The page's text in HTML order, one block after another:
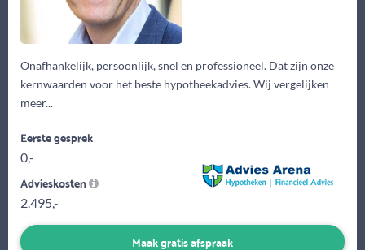
Onafhankelijk, persoonlijk, snel en professioneel. Dat zijn onze
kernwaarden voor het beste hypotheekadvies. Wij vergelijken
meer...
Eerste gesprek
0,-
Advieskosten
2.495,-
Maak gratis afspraak